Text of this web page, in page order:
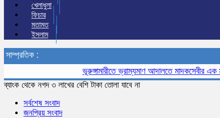
খেলাধুলা
ফিচার
মতামত
ইসলাম
সাম্প্রতিক :
ভূরুঙ্গামারীতে ভ্রাম্যমাণ আদালতে মাদকসেবীর এক মাসের
ব্যাংক থেকে নগদ ৩ লাখের বেশি টাকা তোলা যাবে না
সর্বশেষ সংবাদ
জনপ্রিয় সংবাদ